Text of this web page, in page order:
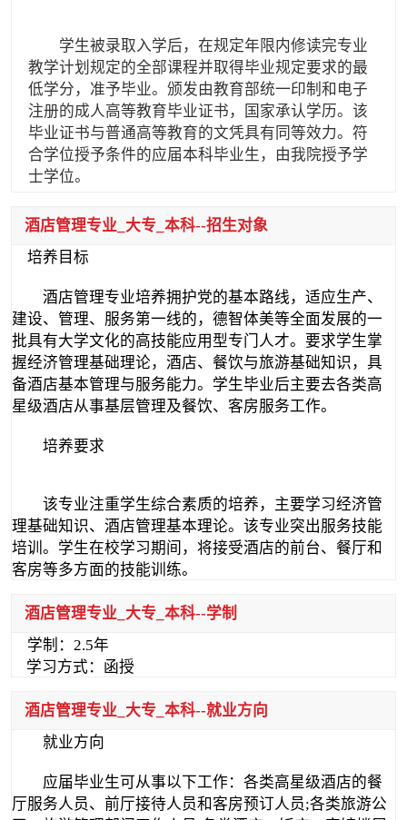
学生被录取入学后，在规定年限内修读完专业
教学计划规定的全部课程并取得毕业规定要求的最
低学分，准予毕业。颁发由教育部统一印制和电子
注册的成人高等教育毕业证书，国家承认学历。该
毕业证书与普通高等教育的文凭具有同等效力。符
合学位授予条件的应届本科毕业生，由我院授予学
士学位。
酒店管理专业_大专_本科--招生对象
培养目标
酒店管理专业培养拥护党的基本路线，适应生产、
建设、管理、服务第一线的，德智体美等全面发展的一
批具有大学文化的高技能应用型专门人才。要求学生掌
握经济管理基础理论，酒店、餐饮与旅游基础知识，具
备酒店基本管理与服务能力。学生毕业后主要去各类高
星级酒店从事基层管理及餐饮、客房服务工作。
培养要求
该专业注重学生综合素质的培养，主要学习经济管
理基础知识、酒店管理基本理论。该专业突出服务技能
培训。学生在校学习期间，将接受酒店的前台、餐厅和
客房等多方面的技能训练。
酒店管理专业_大专_本科--学制
学制：2.5年
学习方式：函授
酒店管理专业_大专_本科--就业方向
就业方向
应届毕业生可从事以下工作：各类高星级酒店的餐
厅服务人员、前厅接待人员和客房预订人员;各类旅游公